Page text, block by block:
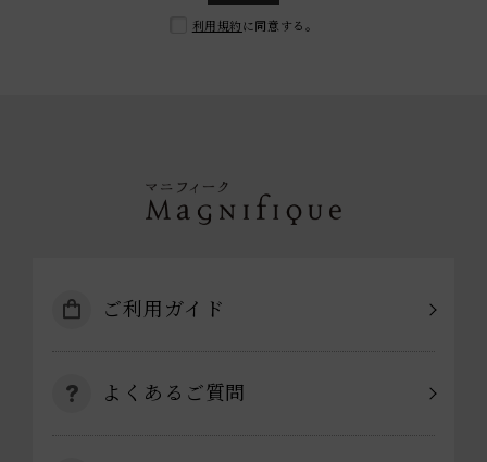
利用規約 に同意する。
ご利用ガイド
よくあるご質問